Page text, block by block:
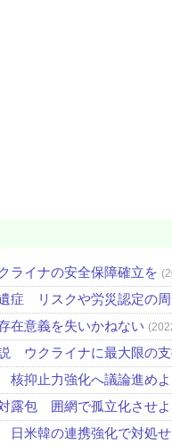
ライナの安全保障確立を
症 リスクや労災認定の
在意義を失いかねない
ウクライナに最大限の
核抑止力強化へ議論進めよ
露包 囲網で孤立化させよ
日米韓の連携強化で対処せ